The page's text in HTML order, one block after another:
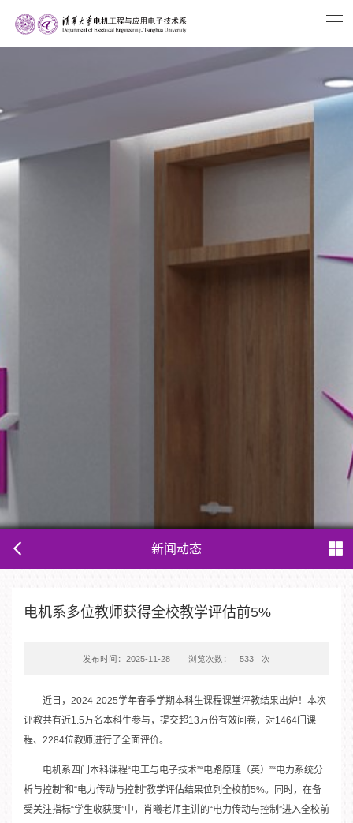
新闻动态
电机系多位教师获得全校教学评估前5%
发布时间：2025-11-28 浏览次数： 533 次
近日，2024-2025学年春季学期本科生课程课堂评教结果出炉！本次
评教共有近1.5万名本科生参与，提交超13万份有效问卷，对1464门课
程、2284位教师进行了全面评价。
电机系四门本科课程“电工与电子技术”“电路原理（英）”“电力系统分
析与控制”和“电力传动与控制”教学评估结果位列全校前5%。同时，在备
受关注指标“学生收获度”中，肖曦老师主讲的“电力传动与控制”进入全校前